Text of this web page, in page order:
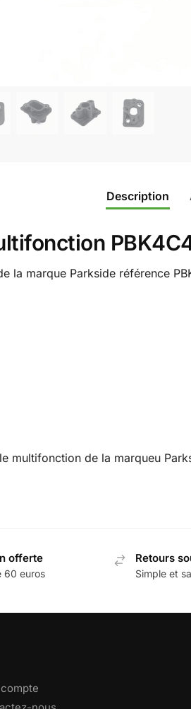
Description
la marque Parkside référence
multifonction de la marqueu
offerte
60 euros
Retours
Simple et